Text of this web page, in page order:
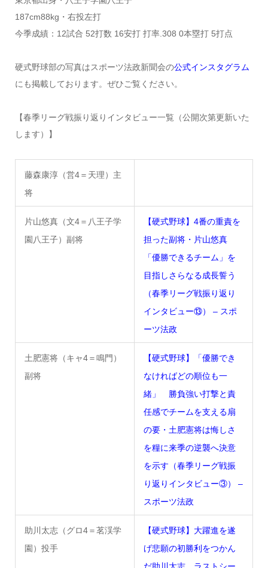
187cm88kg・右投左打
今季成績：12試合 52打数 16安打 打率.308 0本塁打 5打点
硬式野球部の写真はスポーツ法政新聞会の公式インスタグラム
にも掲載しております。ぜひご覧ください。
【春季リーグ戦振り返りインタビュー一覧（公開次第更新いた
します）】
藤森康淳（営4＝天理）主
将
片山悠真（文4＝八王子学
園八王子）副将
【硬式野球】4番の重責を
担った副将・片山悠真
「優勝できるチーム」を
目指しさらなる成長誓う
（春季リーグ戦振り返り
インタビュー⑬） – スポ
ーツ法政
土肥憲将（キャ4＝鳴門）
副将
【硬式野球】「優勝でき
なければどの順位も一
緒」 勝負強い打撃と責
任感でチームを支える扇
の要・土肥憲将は悔しさ
を糧に来季の逆襲へ決意
を示す（春季リーグ戦振
り返りインタビュー③） –
スポーツ法政
助川太志（グロ4＝茗渓学
園）投手
【硬式野球】大躍進を遂
げ悲願の初勝利をつかん
だ助川太志 ラストシー